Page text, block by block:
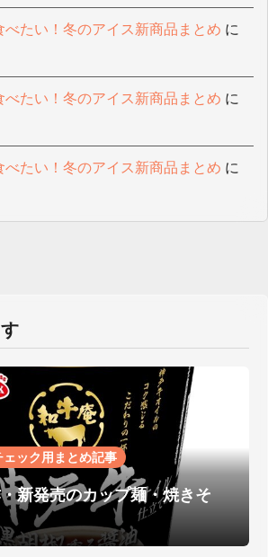
べたい！冬のアイス新商品まとめ に
べたい！冬のアイス新商品まとめ に
べたい！冬のアイス新商品まとめ に
ェック用まとめ記事
新発売のカップ麺・焼きそ